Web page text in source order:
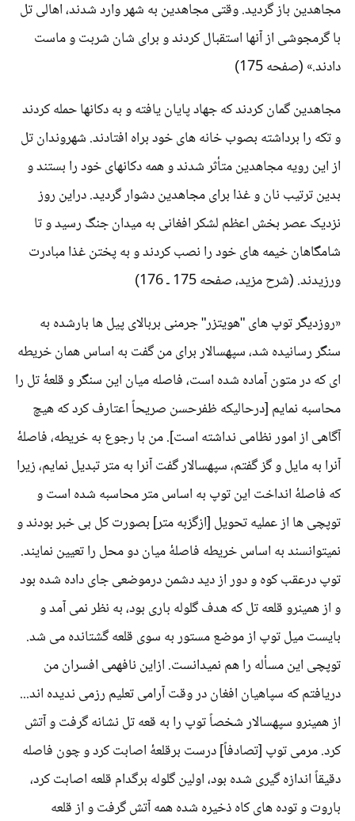
مجاهدین باز گردید. وقتی مجاهدین به شهر وارد شدند، اهالی تل
با گرمجوشی از آنها استقبال کردند و برای شان شربت و ماست
دادند.» (صفحه 175)
مجاهدین گمان کردند که جهاد پایان یافته و به دکانها حمله کردند
و تکه را برداشته بصوب خانه های خود براه افتادند. شهروندان تل
از این رویه مجاهدین متأثر شدند و همه دکانهای خود را بستند و
بدین ترتیب نان و غذا برای مجاهدین دشوار گردید. دراین روز
نزدیک عصر بخش اعظم لشکر افغانی به میدان جنگ رسید و تا
شامگاهان خیمه های خود را نصب کردند و به پختن غذا مبادرت
ورزیدند. (شرح مزید، صفحه 175 ـ 176)
«روزدیگر توپ های "هویتزر" جرمنی بربالای پیل ها بارشده به
سنگر رسانیده شد، سپهسالار برای من گفت به اساس همان خریطه
ای که در متون آماده شده است، فاصله میان این سنگر و قلعۀ تل را
محاسبه نمایم [درحالیکه ظفرحسن صریحاً اعتارف کرد که هیچ
آگاهی از امور نظامی نداشته است]. من با رجوع به خریطه، فاصلۀ
آنرا به مایل و گز گفتم، سپهسالار گفت آنرا به متر تبدیل نمایم، زیرا
که فاصلۀ انداخت این توپ به اساس متر محاسبه شده است و
توپچی ها از عملیه تحویل [ازگزبه متر] بصورت کل بی خبر بودند و
نمیتوانسند به اساس خریطه فاصلۀ میان دو محل را تعیین نمایند.
توپ درعقب کوه و دور از دید دشمن درموضعی جای داده شده بود
و از همینرو قلعه تل که هدف گلوله باری بود، به نظر نمی آمد و
بایست میل توپ از موضع مستور به سوی قلعه گشتانده می شد.
توپچی این مسأله را هم نمیدانست. ازاین نافهمی افسران من
دریافتم که سپاهیان افغان در وقت آرامی تعلیم رزمی ندیده اند...
از همینرو سپهسالار شخصاً توپ را به قعه تل نشانه گرفت و آتش
کرد. مرمی توپ [تصادفاً] درست برقلعۀ اصابت کرد و چون فاصله
دقیقاً اندازه گیری شده بود، اولین گلوله برگدام قلعه اصابت کرد،
باروت و توده های کاه ذخیره شده همه آتش گرفت و از قلعه